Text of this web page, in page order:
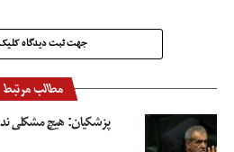
جهت ثبت دیدگاه
مطالب مرتبط
پزشکیان: هیچ مشکلی